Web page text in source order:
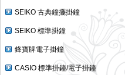
SEIKO 古典鐘擺掛鐘
SEIKO 標準掛鐘
鋒寶牌電子掛鐘
CASIO 標準掛鐘/電子掛鐘